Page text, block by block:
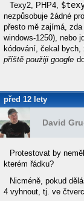
Texy2, PHP4,
nezpůsobuje žádné
přesto mě zajímá,
windows-1250), nebo
kódování, čekal bych,
příště použiji google
před 12 lety
David
Protestovat by
kterém řádku?
Nicméně, pokud
4 vyhnout, tj. ve